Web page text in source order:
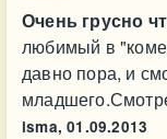
Очень грусно
любимый в
давно пора, и
isma, 01.09.2013